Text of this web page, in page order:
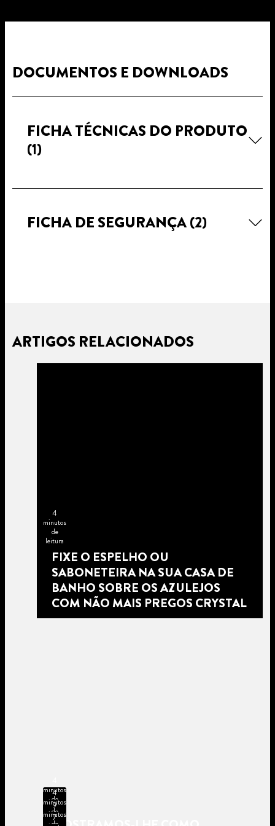
DOCUMENTOS E DOWNLOADS
FICHA TÉCNICAS DO PRODUTO
(1)
FICHA DE SEGURANÇA(2)
ARTIGOS RELACIONADOS
4
minutos
de
leitura
FIXE O ESPELHO OU
SABONETEIRA NA SUA CASA DE
BANHO SOBRE OS AZULEJOS
COM NÃO MAIS PREGOS CRYSTAL
minutos
de
leitura
4
minutos
de
leitura
9
minutos
de
7